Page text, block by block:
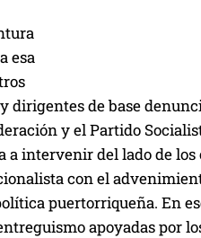
esa
dirigentes de base
y el Partido
intervenir del lado de los
con el
puertorriqueña. En
apoyadas por